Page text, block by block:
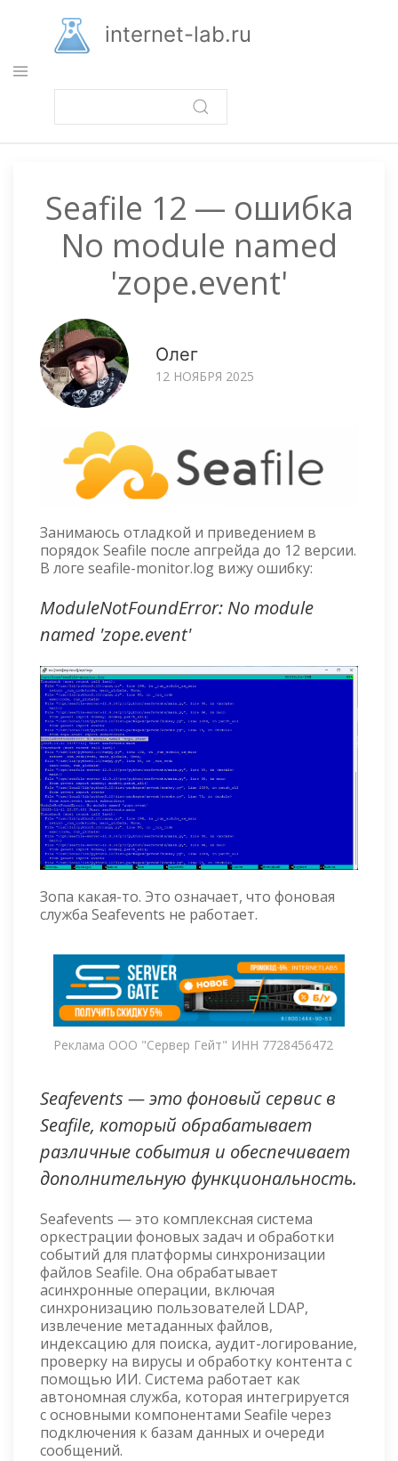
основному
содержанию
internet-lab.ru
Seafile 12 — ошибка
No module named
'zope.event'
Олег
12 НОЯБРЯ 2025
Занимаюсь отладкой и приведением в
порядок Seafile после апгрейда до 12 версии.
В логе seafile-monitor.log вижу ошибку:
ModuleNotFoundError: No module
named 'zope.event'
Зопа какая-то. Это означает, что фоновая
служба Seafevents не работает.
Реклама ООО "Сервер Гейт" ИНН 7728456472
Seafevents — это фоновый сервис в
Seafile, который обрабатывает
различные события и обеспечивает
дополнительную функциональность.
Seafevents — это комплексная система
оркестрации фоновых задач и обработки
событий для платформы синхронизации
файлов Seafile. Она обрабатывает
асинхронные операции, включая
синхронизацию пользователей LDAP,
извлечение метаданных файлов,
индексацию для поиска, аудит-логирование,
проверку на вирусы и обработку контента с
помощью ИИ. Система работает как
автономная служба, которая интегрируется
с основными компонентами Seafile через
подключения к базам данных и очереди
сообщений.